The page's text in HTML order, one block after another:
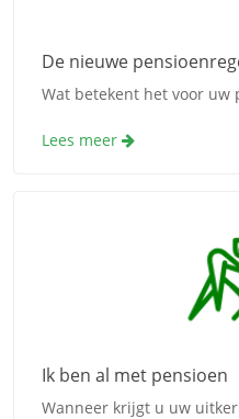
De nieuwe
Wat betekent het voor uw
Lees meer
Ik ben al met pensioen
Wanneer krijgt u uw